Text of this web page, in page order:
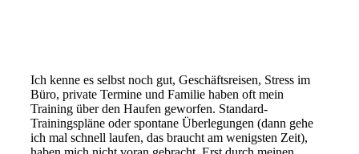
Ich kenne es selbst noch gut, Geschäftsreisen, Stress im
Büro, private Termine und Familie haben oft mein
Training über den Haufen geworfen. Standard-
Trainingspläne oder spontane Überlegungen (dann gehe
ich mal schnell laufen, das braucht am wenigsten Zeit),